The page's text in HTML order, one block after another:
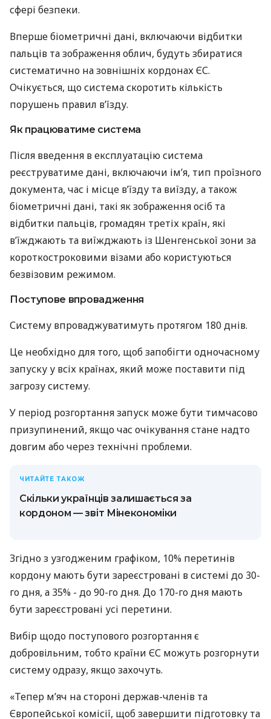
сфері безпеки.
Вперше біометричні дані, включаючи відбитки
пальців та зображення облич, будуть збиратися
систематично на зовнішніх кордонах ЄС.
Очікується, що система скоротить кількість
порушень правил в’їзду.
Як працюватиме система
Після введення в експлуатацію система
реєструватиме дані, включаючи ім’я, тип проїзного
документа, час і місце в’їзду та виїзду, а також
біометричні дані, такі як зображення осіб та
відбитки пальців, громадян третіх країн, які
в’їжджають та виїжджають із Шенгенської зони за
короткостроковими візами або користуються
безвізовим режимом.
Поступове впровадження
Систему впроваджуватимуть протягом 180 днів.
Це необхідно для того, щоб запобігти одночасному
запуску у всіх країнах, який може поставити під
загрозу систему.
У період розгортання запуск може бути тимчасово
призупинений, якщо час очікування стане надто
довгим або через технічні проблеми.
ЧИТАЙТЕ ТАКОЖ
Скільки українців залишається за
кордоном — звіт Мінекономіки
Згідно з узгодженим графіком, 10% перетинів
кордону мають бути зареєстровані в системі до 30-
го дня, а 35% - до 90-го дня. До 170-го дня мають
бути зареєстровані усі перетини.
Вибір щодо поступового розгортання є
добровільним, тобто країни ЄС можуть розгорнути
систему одразу, якщо захочуть.
«Тепер м’яч на стороні держав-членів та
Європейської комісії, щоб завершити підготовку та